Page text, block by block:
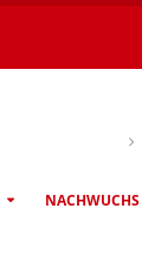
NACHWUCHS